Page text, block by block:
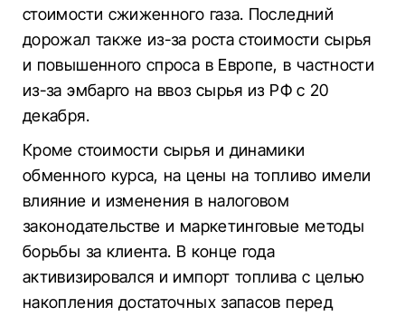
стоимости сжиженного газа. Последний
дорожал также из-за роста стоимости сырья
и повышенного спроса в Европе, в частности
из-за эмбарго на ввоз сырья из РФ с 20
декабря.
Кроме стоимости сырья и динамики
обменного курса, на цены на топливо имели
влияние и изменения в налоговом
законодательстве и маркетинговые методы
борьбы за клиента. В конце года
активизировался и импорт топлива с целью
накопления достаточных запасов перед